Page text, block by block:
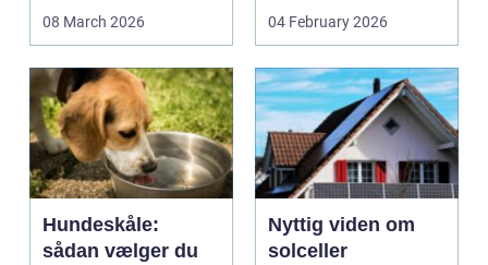
fordi b...
08 March 2026
bæreevnen af pæle til
04 February 2026
Hundeskåle:
sådan vælger du
Nyttig viden om
solceller